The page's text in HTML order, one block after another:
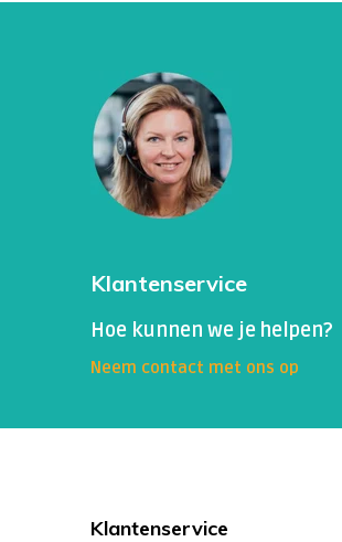
Klantenservice
Hoe kunnen we je helpen?
Neem contact met ons op
Klantenservice